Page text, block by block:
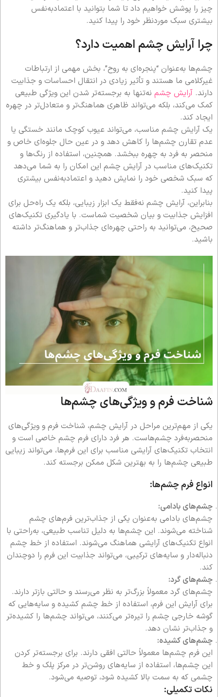
چیز را پوشش خواهیم داد تا شما بتوانید با اعتمادبه‌نفس
بیشتری سبک موردنظر خود را پیدا کنید.
چرا آرایش چشم اهمیت دارد؟
چشم‌ها به‌عنوان “پنجره‌ای به روح”، بخش مهمی از ارتباطات
غیرکلامی ما هستند و تأثیر زیادی در انتقال احساسات و جذابیت
دارند. آرایش چشم نه‌تنها به برجسته‌تر شدن این ویژگی طبیعی
کمک می‌کند، بلکه می‌تواند ظاهری هماهنگ‌تر و متعادل‌تر در چهره
ایجاد کند.
یک آرایش چشم مناسب، می‌تواند عیوب کوچک مانند خستگی یا
عدم تقارن چشم‌ها را کاهش دهد و در عین حال جلوه‌ای خاص و
منحصر به فرد به چهره ببخشد. همچنین، استفاده از رنگ‌ها و
تکنیک‌های مناسب در آرایش چشم این امکان را به شما می‌دهد
که سبک شخصی خود را نمایش دهید و اعتمادبه‌نفس بیشتری
پیدا کنید.
بنابراین، آرایش چشم نه‌فقط یک ابزار زیبایی، بلکه یک راه‌حل برای
افزایش جذابیت و بیان شخصیت شماست. با یادگیری تکنیک‌های
صحیح، می‌توانید به راحتی چهره‌ای جذاب‌تر و هماهنگ‌تر داشته
باشید.
شناخت فرم و ویژگی‌های چشم‌ها
یکی از مهم‌ترین مراحل در آرایش چشم، شناخت فرم و ویژگی‌های
منحصر‌به‌فرد چشم‌هاست. هر فرد دارای فرم چشم خاصی است و
انتخاب تکنیک‌های آرایشی مناسب برای این فرم‌ها، می‌تواند زیبایی
طبیعی چشم‌ها را به بهترین شکل ممکن برجسته کند.
انواع فرم چشم‌ها:
چشم‌های بادامی:
چشم‌های بادامی به‌عنوان یکی از جذاب‌ترین فرم‌های چشم
شناخته می‌شوند. این چشم‌ها به دلیل تناسب طبیعی، به‌راحتی با
انواع تکنیک‌های آرایشی هماهنگ می‌شوند. استفاده از خط چشم
دنباله‌دار و سایه‌های ترکیبی، می‌تواند جذابیت این فرم را دوچندان
کند.
چشم‌های گرد:
چشم‌های گرد معمولاً بزرگ‌تر به نظر می‌رسند و حالتی بازتر دارند.
برای آرایش این فرم، استفاده از خط چشم کشیده و سایه‌هایی که
گوشه خارجی چشم را تیره‌تر می‌کنند، می‌تواند چشم‌ها را کشیده‌تر
و جذاب‌تر نشان دهد.
چشم‌های کشیده:
این فرم چشم‌ها معمولاً حالتی افقی دارند. برای برجسته‌تر کردن
این چشم‌ها، استفاده از سایه‌های روشن‌تر در مرکز پلک و خط
چشمی که به سمت بالا کشیده شود، توصیه می‌شود.
نکات تکمیلی: